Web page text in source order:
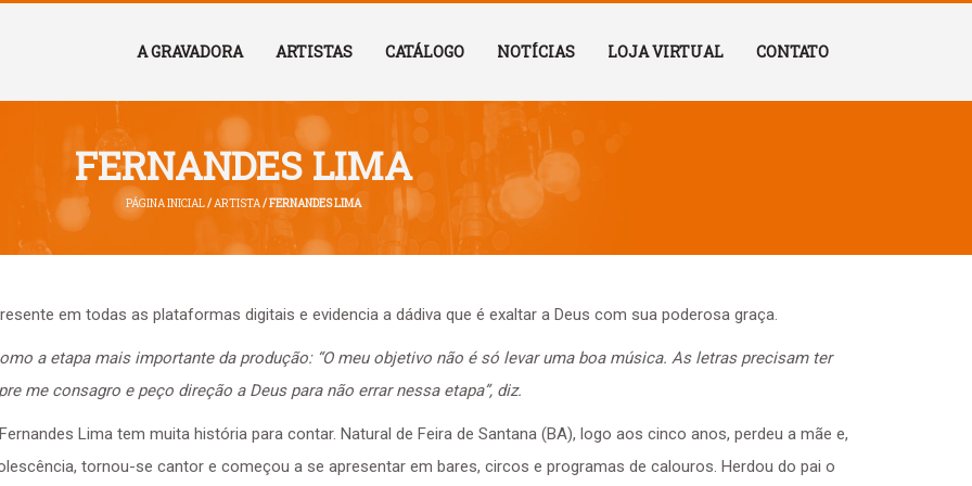
A GRAVADORA ARTISTAS CATÁLOGO NOTÍCIAS LOJA VIRTUAL CONTATO
FERNANDES LIMA
PÁGINA INICIAL/ARTISTA/ FERNANDES LIMA
em todas as plataformas digitais e evidencia a dádiva que é exaltar a Deus com sua poderosa graça.
a etapa mais importante da produção:“O meu objetivo não é só levar uma boa música. As letras precisam ter
me consagro e peço direção a Deus para não errar nessa etapa”, diz.
Lima tem muita história para contar. Natural de Feira de Santana (BA), logo aos cinco anos, perdeu a mãe e,
tornou-se cantor e começou a se apresentar em bares, circos e programas de calouros. Herdou do pai o